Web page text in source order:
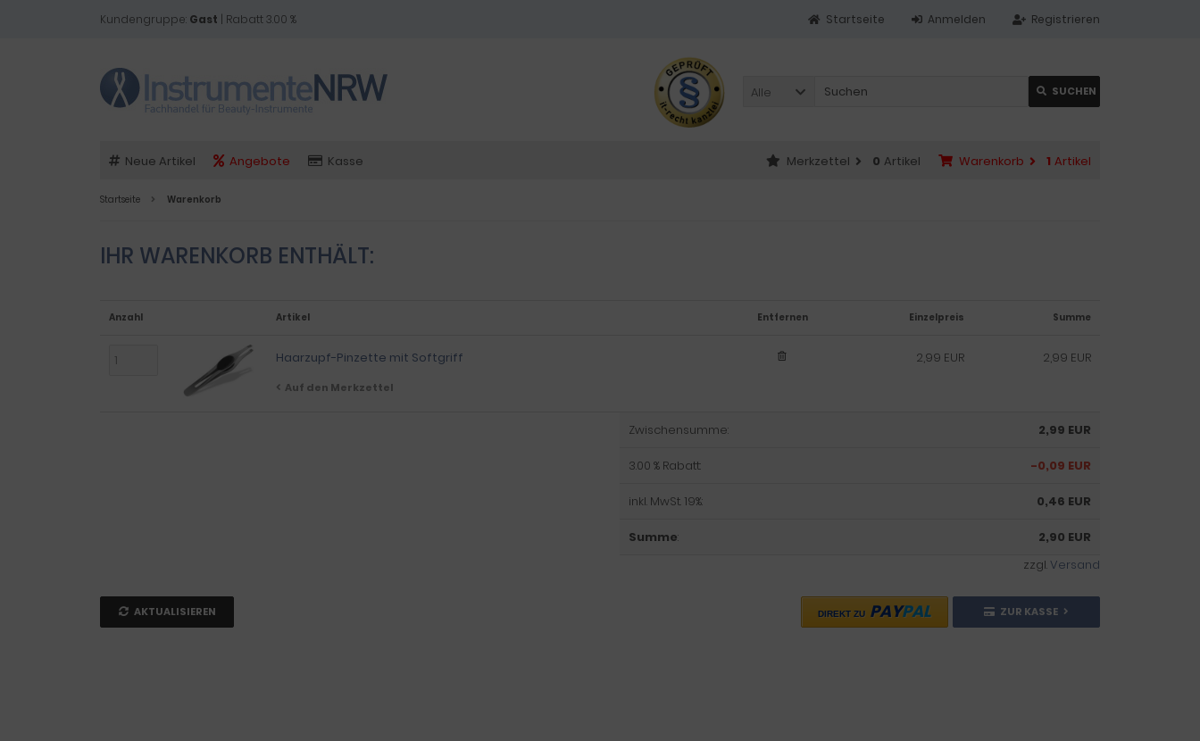
Kundengruppe: Gast | Rabatt 3.00 % Registrieren
Anmelden
Startseite
Alle SUCHEN
Neue Artikel Angebote Kasse Warenkorb 1 Artikel
Merkzettel 0 Artikel
Startseite Warenkorb
IHR WARENKORB ENTHÄLT:
Anzahl Artikel Summe
Einzelpreis
Entfernen
Haarzupf-Pinzette mit Softgriff
Auf den Merkzettel
2,99 EUR
2,99 EUR
Zwischensumme: 2,99 EUR
3.00 % Rabatt: -0,09 EUR
inkl. MwSt. 19%: 0,46 EUR
Summe:
2,90 EUR
zzgl.Versand
AKTUALISIEREN ZUR KASSE
DIREKT ZU PAYPAL